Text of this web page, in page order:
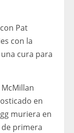
Pat
con la
cura para
en
muriera en
primera